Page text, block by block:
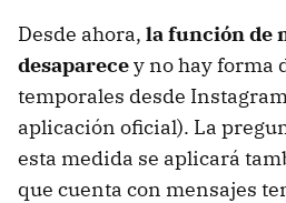
Desde ahora, la función de
desaparecey no hay forma
temporales desde
aplicación oficial). La
esta medida se aplicará
que cuenta con mensajes